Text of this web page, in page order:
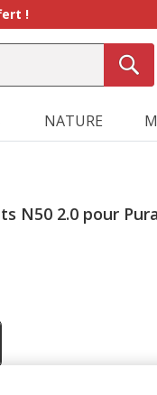
!
NATURE
N50 2.0 pour